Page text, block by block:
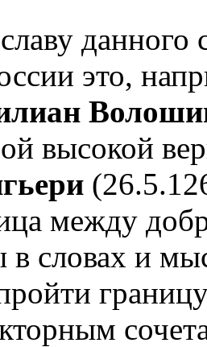
данного
это,
высокой
между
словах и